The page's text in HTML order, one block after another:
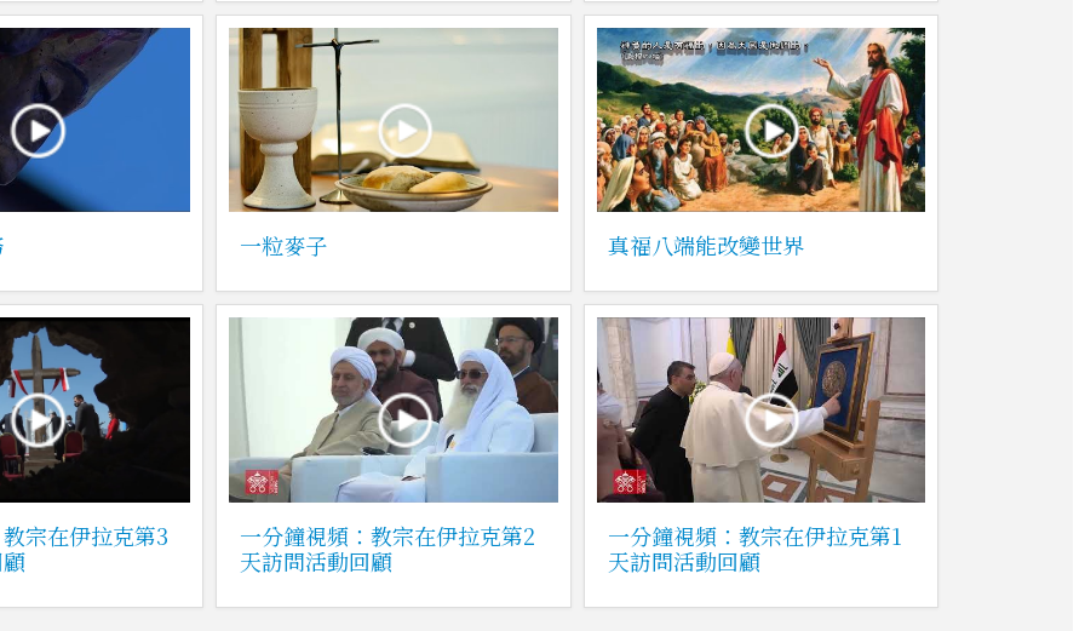
一粒麥子 真福八端能改變世界
宗在伊拉克第3
一分鐘視頻：教宗在伊拉克第2
天訪問活動回顧
一分鐘視頻：教宗在伊拉克第1
天訪問活動回顧